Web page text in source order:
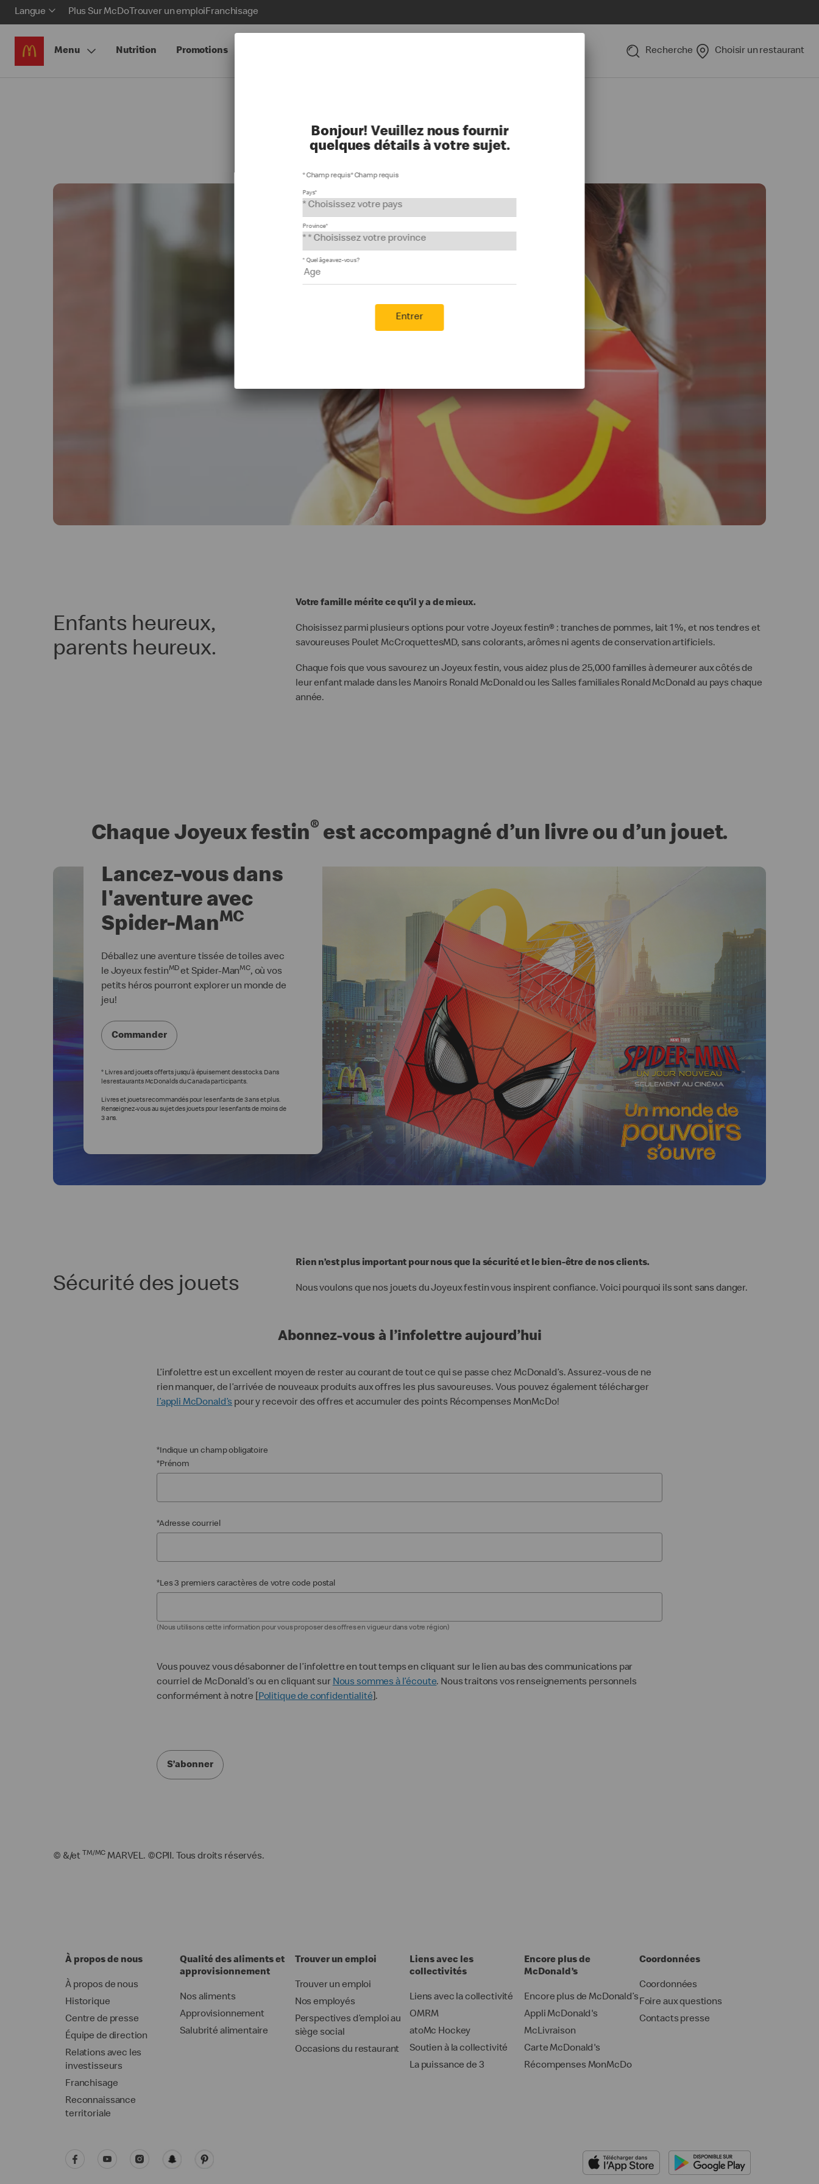
Langue Plus Sur McDoTrouver un emploiFranchisage
Menu Nutrition Promotions Recherche Choisir un restaurant
Famille
Enfants heureux,
parents heureux.
Votre famille mérite ce qu’il y a de mieux.
Choisissez parmi plusieurs options pour votre Joyeux festin® : tranches de pommes, lait 1 %, et nos tendres et
savoureuses Poulet McCroquettesMD, sans colorants, arômes ni agents de conservation artificiels.
Chaque fois que vous savourez un Joyeux festin, vous aidez plus de 25,000 familles à demeurer aux côtés de
leur enfant malade dans les Manoirs Ronald McDonald ou les Salles familiales Ronald McDonald au pays chaque
année.
Chaque Joyeux festin® est accompagné d’un livre ou d’un jouet.
Lancez-vous dans
l'aventure avec
Spider-ManMC
Déballez une aventure tissée de toiles avec
le Joyeux festinMDet Spider-ManMC, où vos
petits héros pourront explorer un monde de
jeu!
Commander
* Livres and jouets offerts jusqu’à épuisement des stocks. Dans
les restaurants McDonald’s du Canada participants.
Livres et jouets recommandés pour les enfants de 3 ans et plus.
Renseignez-vous au sujet des jouets pour les enfants de moins de
3 ans.
Sécurité des jouets
Rien n’est plus important pour nous que la sécurité et le bien-être de nos clients.
Nous voulons que nos jouets du Joyeux festin vous inspirent confiance. Voici pourquoi ils sont sans danger.
Abonnez-vous à l’infolettre aujourd’hui
L’infolettre est un excellent moyen de rester au courant de tout ce qui se passe chez McDonald’s. Assurez-vous de ne
rien manquer, de l’arrivée de nouveaux produits aux offres les plus savoureuses. Vous pouvez également télécharger
l’appli McDonald’s pour y recevoir des offres et accumuler des points Récompenses MonMcDo!
*Indique un champ obligatoire
*Prénom
*Adresse courriel
*Les 3 premiers caractères de votre code postal
(Nous utilisons cette information pour vous proposer des offres en vigueur dans votre région)
Vous pouvez vous désabonner de l’infolettre en tout temps en cliquant sur le lien au bas des communications par
courriel de McDonald’s ou en cliquant sur Nous sommes à l’écoute. Nous traitons vos renseignements personnels
conformément à notre [ Politique de confidentialité ].
S’abonner
© &/et TM/MC MARVEL. ©CPII. Tous droits réservés.
À propos de nous
À propos de nous
Historique
Centre de presse
Équipe de direction
Relations avec les
investisseurs
Franchisage
Reconnaissance
territoriale
Qualité des aliments et
approvisionnement
Nos aliments
Approvisionnement
Salubrité alimentaire
Trouver un emploi
Trouver un emploi
Nos employés
Perspectives d’emploi au
siège social
Occasions du restaurant
Liens avec les
collectivités
Liens avec la collectivité
OMRM
atoMc Hockey
Soutien à la collectivité
La puissance de 3
Encore plus de
McDonald’s
Encore plus de McDonald’s
Appli McDonald's
McLivraison
Carte McDonald's
Récompenses MonMcDo
Coordonnées
Coordonnées
Foire aux questions
Contacts presse
Bonjour! Veuillez nous fournir
quelques détails à votre sujet.
* Champ requis* Champ requis
Pays*
Province*
* Quel âge avez-vous?
Entrer